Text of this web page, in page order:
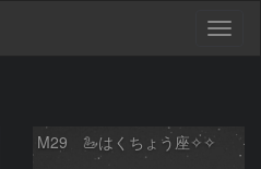
M29 🦢はくちょう座✧✧